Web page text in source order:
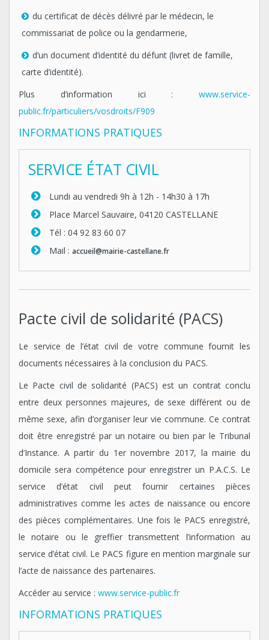
du certificat de décès délivré par le médecin, le
commissariat de police ou la gendarmerie,
d’un document d’identité du défunt (livret de famille,
carte d’identité).
Plus d’information ici : www.service-
public.fr/particuliers/vosdroits/F909
INFORMATIONS PRATIQUES
SERVICE ÉTAT CIVIL
Lundi au vendredi 9h à 12h - 14h30 à 17h
Place Marcel Sauvaire, 04120 CASTELLANE
Tél : 04 92 83 60 07
Mail : accueil@mairie-castellane.fr
Pacte civil de solidarité (PACS)
Le service de l’état civil de votre commune fournit les
documents nécessaires à la conclusion du PACS.
Le Pacte civil de solidarité (PACS) est un contrat conclu
entre deux personnes majeures, de sexe différent ou de
même sexe, afin d’organiser leur vie commune. Ce contrat
doit être enregistré par un notaire ou bien par le Tribunal
d’Instance. A partir du 1er novembre 2017, la mairie du
domicile sera compétence pour enregistrer un P.A.C.S. Le
service d’état civil peut fournir certaines pièces
administratives comme les actes de naissance ou encore
des pièces complémentaires. Une fois le PACS enregistré,
le notaire ou le greffier transmettent l’information au
service d’état civil. Le PACS figure en mention marginale sur
l’acte de naissance des partenaires.
Accéder au service : www.service-public.fr
INFORMATIONS PRATIQUES